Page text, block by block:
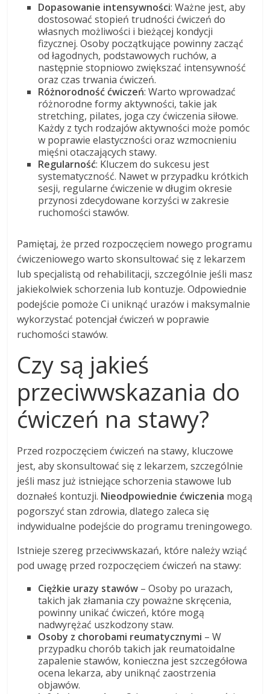
Dopasowanie intensywności: Ważne jest, aby
dostosować stopień trudności ćwiczeń do
własnych możliwości i bieżącej kondycji
fizycznej. Osoby początkujące powinny zacząć
od łagodnych, podstawowych ruchów, a
następnie stopniowo zwiększać intensywność
oraz czas trwania ćwiczeń.
Różnorodność ćwiczeń: Warto wprowadzać
różnorodne formy aktywności, takie jak
stretching, pilates, joga czy ćwiczenia siłowe.
Każdy z tych rodzajów aktywności może pomóc
w poprawie elastyczności oraz wzmocnieniu
mięśni otaczających stawy.
Regularność: Kluczem do sukcesu jest
systematyczność. Nawet w przypadku krótkich
sesji, regularne ćwiczenie w długim okresie
przynosi zdecydowane korzyści w zakresie
ruchomości stawów.
Pamiętaj, że przed rozpoczęciem nowego programu
ćwiczeniowego warto skonsultować się z lekarzem
lub specjalistą od rehabilitacji, szczególnie jeśli masz
jakiekolwiek schorzenia lub kontuzje. Odpowiednie
podejście pomoże Ci uniknąć urazów i maksymalnie
wykorzystać potencjał ćwiczeń w poprawie
ruchomości stawów.
Czy są jakieś
przeciwwskazania do
ćwiczeń na stawy?
Przed rozpoczęciem ćwiczeń na stawy, kluczowe
jest, aby skonsultować się z lekarzem, szczególnie
jeśli masz już istniejące schorzenia stawowe lub
doznałeś kontuzji. Nieodpowiednie ćwiczenia mogą
pogorszyć stan zdrowia, dlatego zaleca się
indywidualne podejście do programu treningowego.
Istnieje szereg przeciwwskazań, które należy wziąć
pod uwagę przed rozpoczęciem ćwiczeń na stawy:
Ciężkie urazy stawów – Osoby po urazach,
takich jak złamania czy poważne skręcenia,
powinny unikać ćwiczeń, które mogą
nadwyrężać uszkodzony staw.
Osoby z chorobami reumatycznymi – W
przypadku chorób takich jak reumatoidalne
zapalenie stawów, konieczna jest szczegółowa
ocena lekarza, aby uniknąć zaostrzenia
objawów.